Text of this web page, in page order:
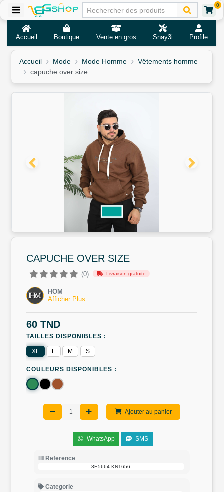
0
Accueil Boutique Vente en gros Snay3i Profile
Accueil Mode Mode Homme
Vêtements homme
capuche over size
CAPUCHE OVER SIZE
(0) Livraison gratuite
HOM
Afficher Plus
60 TND
TAILLES DISPONIBLES :
XL L M S
COULEURS DISPONIBLES :
Ajouter au panier
WhatsApp SMS
Reference
3E5664-KN1656
Categorie